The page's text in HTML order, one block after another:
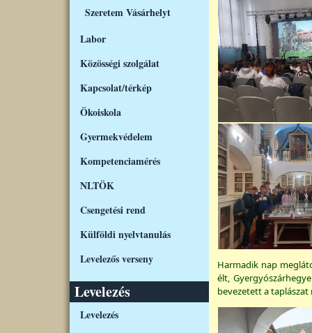
Szeretem Vásárhelyt
Labor
Közösségi szolgálat
Kapcsolat/térkép
Ökoiskola
Gyermekvédelem
Kompetenciamérés
NLTÖK
Csengetési rend
Külföldi nyelvtanulás
Levelezős verseny
Levelezés
Levelezés
Harmadik nap
élt,
bevezetett a taplászat